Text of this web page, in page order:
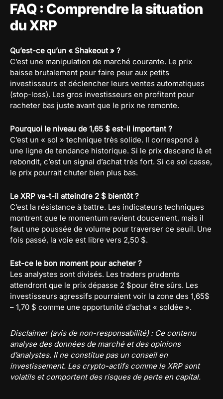
FAQ : Comprendre la situation
du XRP
Qu’est-ce qu’un « Shakeout » ?
C’est une manipulation de marché courante. Le prix
baisse brutalement pour faire peur aux petits
investisseurs et déclencher leurs ventes automatiques
(stop-loss). Les gros investisseurs en profitent pour
racheter bas juste avant que le prix ne remonte.
Pourquoi le niveau de 1,65 $ est-il important ?
C’est un « sol » technique très solide. Il correspond à
une ligne de tendance historique. Si le prix descend là et
rebondit, c’est un signal d’achat très fort. Si ce sol casse,
le prix pourrait chuter bien plus bas.
Le XRP va-t-il atteindre 2 $ bientôt ?
C’est la résistance à battre. Les indicateurs techniques
montrent que le momentum revient doucement, mais il
faut une poussée de volume pour traverser ce seuil. Une
fois passé, la voie est libre vers 2,50 $.
Est-ce le bon moment pour acheter ?
Les analystes sont divisés. Les traders prudents
attendront que le prix dépasse 2 $pour être sûrs. Les
investisseurs agressifs pourraient voir la zone des 1,65$
– 1,70 $ comme une opportunité d’achat « soldée ».
Disclaimer (avis de non-responsabilité) : Ce contenu
analyse des données de marché et des opinions
d’analystes. Il ne constitue pas un conseil en
investissement. Les crypto-actifs comme le XRP sont
volatils et comportent des risques de perte en capital.